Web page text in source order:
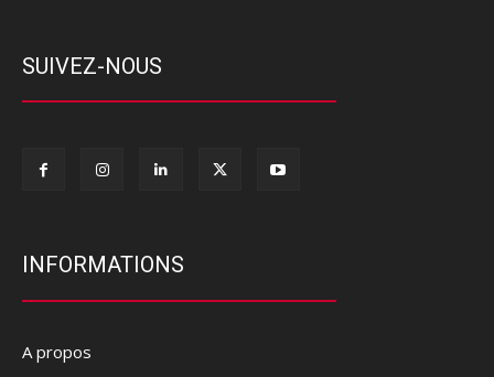
SUIVEZ-NOUS
INFORMATIONS
A propos